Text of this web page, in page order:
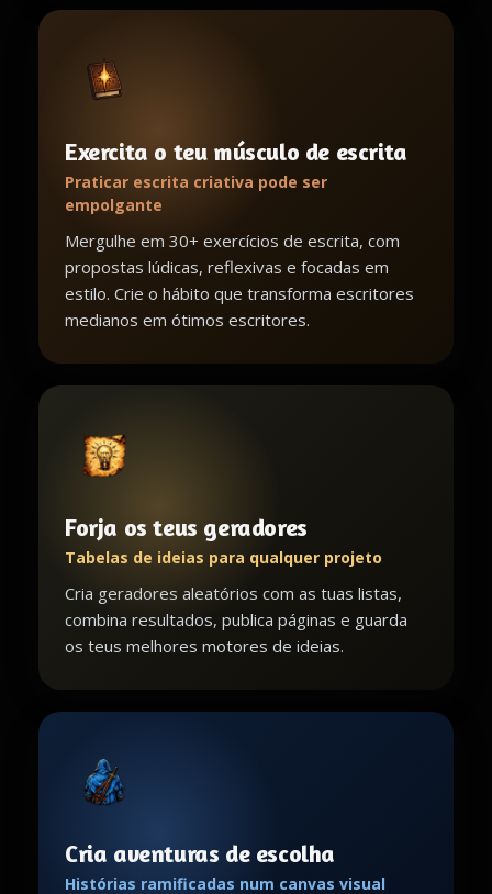
Exercita o teu músculo de escrita
Praticar escrita criativa pode ser
empolgante
Mergulhe em 30+ exercícios de escrita, com
propostas lúdicas, reflexivas e focadas em
estilo. Crie o hábito que transforma escritores
medianos em ótimos escritores.
Forja os teus geradores
Tabelas de ideias para qualquer projeto
Cria geradores aleatórios com as tuas listas,
combina resultados, publica páginas e guarda
os teus melhores motores de ideias.
Cria aventuras de escolha
Histórias ramificadas num canvas visual